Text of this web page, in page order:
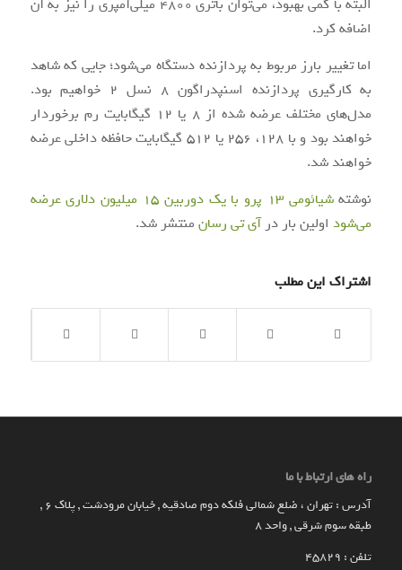
البته با کمی بهبود، می‌توان باتری 4800 میلی‌آمپری را نیز به آن
اضافه کرد.
اما تغییر بارز مربوط به پردازنده دستگاه می‌شود؛ جایی که شاهد
به کارگیری پردازنده اسنپدراگون 8 نسل 2 خواهیم بود.
مدل‌های مختلف عرضه شده از 8 یا 12 گیگابایت رم برخوردار
خواهند بود و با 128، 256 یا 512 گیگابایت حافظه داخلی عرضه
خواهند شد.
نوشته
شیائومی 13 پرو با یک دوربین 15 میلیون دلاری عرضه
می‌شوداولین بار درآی‌ تی‌ رسانمنتشر شد.
اشتراک این مطلب
راه های ارتباط با ما
آدرس : تهران ، ضلع شمالی فلکه دوم صادقیه , خیابان مرودشت , پلاک ۶ ,
طبقه سوم شرقی , واحد ۸
تلفن : 45829